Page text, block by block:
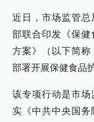
近日，市场监管总
部联合印发《保
方案》（以下简称
部署开展保健食品
该专项行动是市场
实《中共中央国